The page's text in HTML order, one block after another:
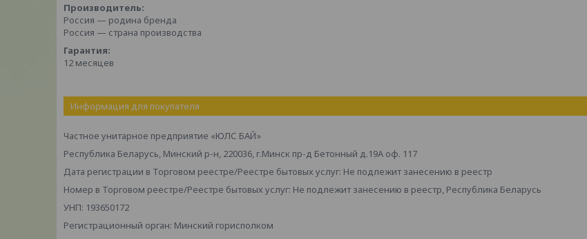
Производитель:
Россия — родина бренда
Россия — страна производства
Гарантия:
12 месяцев
Информация для покупателя
Частное унитарное предприятие «ЮЛС БАЙ»
Республика Беларусь, Минский р-н, 220036, г.Минск пр-д Бетонный д.19А оф. 117
Дата регистрации в Торговом реестре/Реестре бытовых услуг: Не подлежит занесению в реестр
Номер в Торговом реестре/Реестре бытовых услуг: Не подлежит занесению в реестр, Республика Беларусь
УНП: 193650172
Регистрационный орган: Минский горисполком